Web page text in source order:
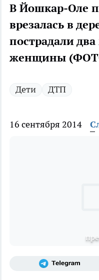
В Йошкар-Оле
врезалась в
пострадали
женщины
Дети ДТП
16 сентября 2014